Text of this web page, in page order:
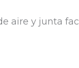
aire y junta